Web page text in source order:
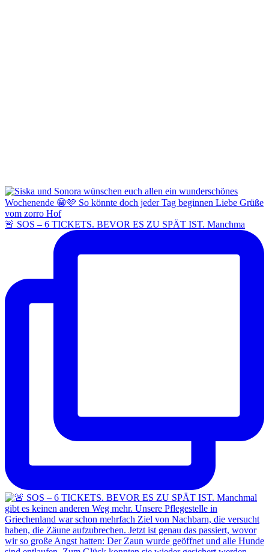
🚨 SOS – 6 TICKETS. BEVOR ES ZU SPÄT IST. Manchma